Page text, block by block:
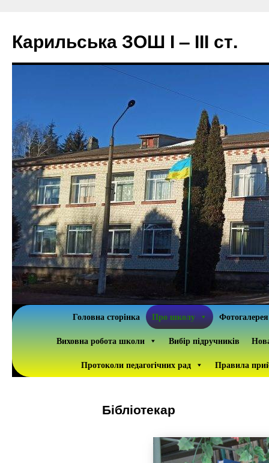
вмісту
Карильська ЗОШ І – ІІІ ст.
Головна сторінка Про школу
Фотогалерея
Виховна робота школи
Вибір підручників
Протоколи педагогічних рад
Правила
Бібліотекар